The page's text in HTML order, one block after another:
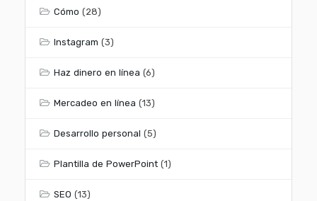
Cómo (28)
Instagram (3)
Haz dinero en línea (6)
Mercadeo en línea (13)
Desarrollo personal (5)
Plantilla de PowerPoint (1)
SEO (13)